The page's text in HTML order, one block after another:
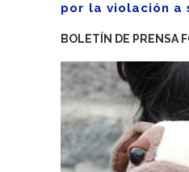
por la violación a
BOLETÍN DE PRENSA